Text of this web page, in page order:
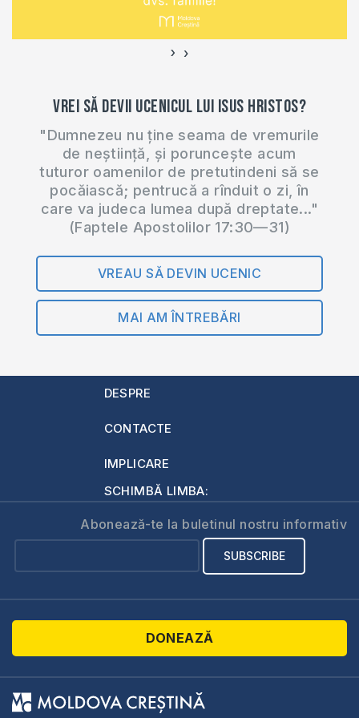
20:00. Manualul
‹ ›
Vrei să devii ucenicul lui Isus Hristos?
"Dumnezeu nu ține seama de vremurile
de neștiință, și poruncește acum
tuturor oamenilor de pretutindeni să se
pocăiască; pentrucă a rînduit o zi, în
care va judeca lumea după dreptate..."
(Faptele Apostolilor 17:30—31)
VREAU SĂ DEVIN UCENIC
MAI AM ÎNTREBĂRI
DESPRE
CONTACTE
IMPLICARE
SCHIMBĂ LIMBA:
Abonează-te la buletinul nostru informativ
DONEAZĂ